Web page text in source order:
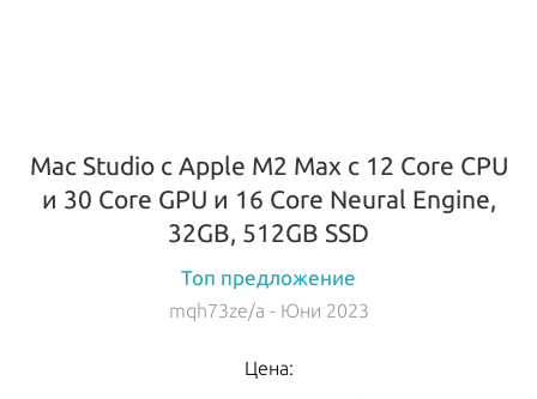
Mac Studio с Apple M2 Max с 12 Core CPU
и 30 Core GPU и 16 Core Neural Engine,
32GB, 512GB SSD
Топ предложение
mqh73ze/a - Юни 2023
Цена: